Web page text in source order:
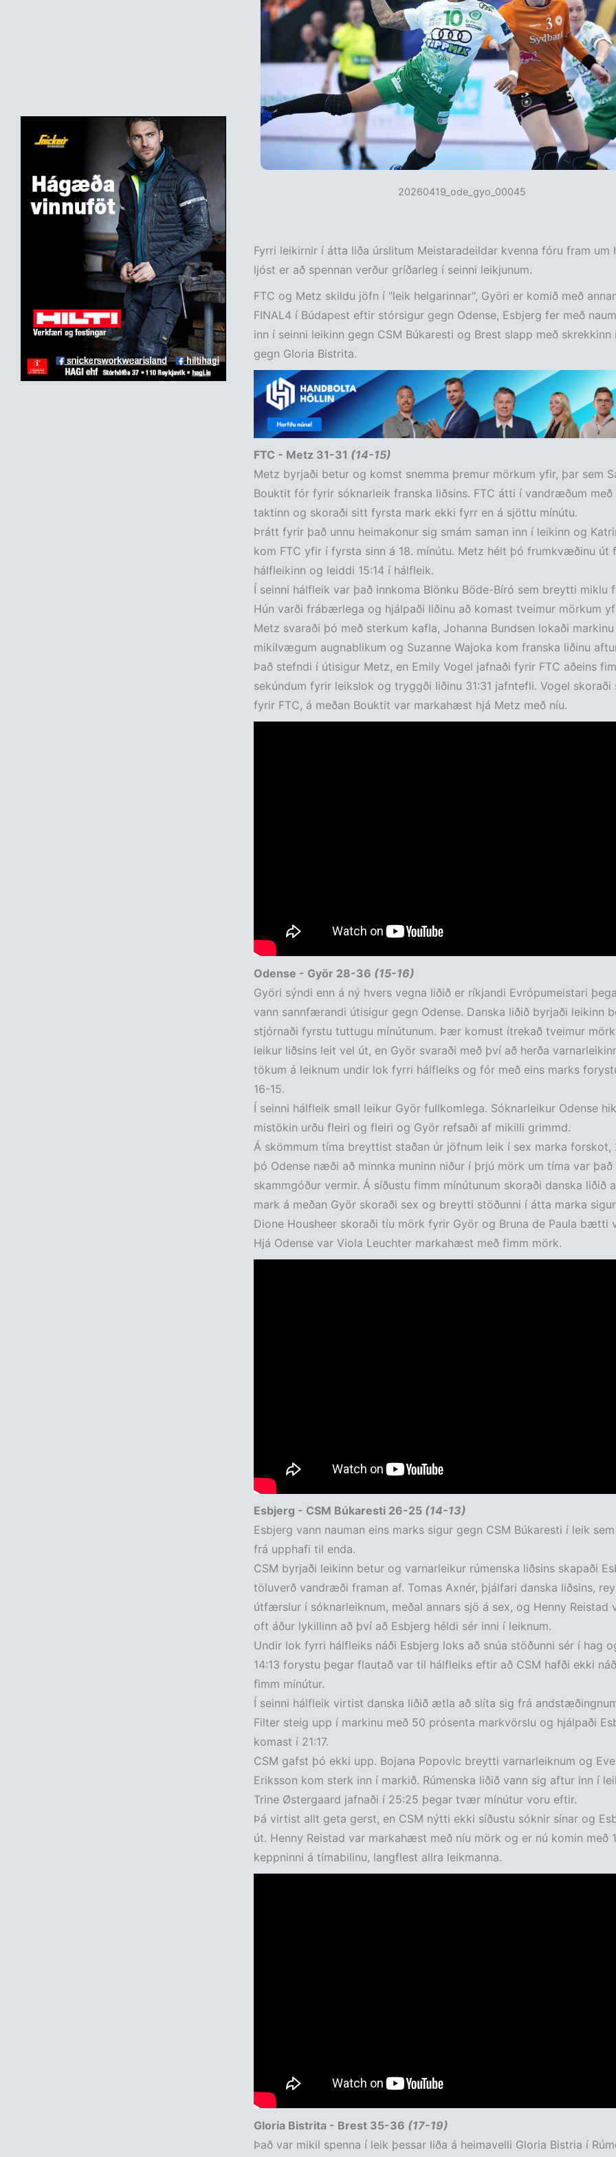
20260419_ode_gyo_00045
Fyrri leikirnir í átta liða úrslitum Meistaradeildar kvenna fóru fram um
ljóst er að spennan verður gríðarleg í seinni leikjunum.
FTC og Metz skildu jöfn í "leik helgarinnar", Györi er komið með
FINAL4 í Búdapest eftir stórsigur gegn Odense, Esbjerg fer með
inn í seinni leikinn gegn CSM Búkaresti og Brest slapp með skrekkinn
gegn Gloria Bistrita.
FTC - Metz 31-31 (14-15)
Metz byrjaði betur og komst snemma þremur mörkum yfir, þar sem
Bouktit fór fyrir sóknarleik franska liðsins. FTC átti í vandræðum með
taktinn og skoraði sitt fyrsta mark ekki fyrr en á sjöttu mínútu.
Þrátt fyrir það unnu heimakonur sig smám saman inn í leikinn og
kom FTC yfir í fyrsta sinn á 18. mínútu. Metz hélt þó frumkvæðinu út
hálfleikinn og leiddi 15:14 í hálfleik.
Í seinni hálfleik var það innkoma Blönku Böde-Bíró sem breytti miklu
Hún varði frábærlega og hjálpaði liðinu að komast tveimur mörkum
Metz svaraði þó með sterkum kafla, Johanna Bundsen lokaði markinu
mikilvægum augnablikum og Suzanne Wajoka kom franska liðinu
Það stefndi í útisigur Metz, en Emily Vogel jafnaði fyrir FTC aðeins
sekúndum fyrir leikslok og tryggði liðinu 31:31 jafntefli. Vogel skoraði
fyrir FTC, á meðan Bouktit var markahæst hjá Metz með níu.
Odense - Györ 28-36 (15-16)
Györi sýndi enn á ný hvers vegna liðið er ríkjandi Evrópumeistari
vann sannfærandi útisigur gegn Odense. Danska liðið byrjaði leikinn
stjórnaði fyrstu tuttugu mínútunum. Þær komust ítrekað tveimur
leikur liðsins leit vel út, en Györ svaraði með því að herða
tökum á leiknum undir lok fyrri hálfleiks og fór með eins marks
16-15.
Í seinni hálfleik small leikur Györ fullkomlega. Sóknarleikur Odense
mistökin urðu fleiri og fleiri og Györ refsaði af mikilli grimmd.
Á skömmum tíma breyttist staðan úr jöfnum leik í sex marka forskot,
þó Odense næði að minnka muninn niður í þrjú mörk um tíma var það
skammgóður vermir. Á síðustu fimm mínútunum skoraði danska liðið
mark á meðan Györ skoraði sex og breytti stöðunni í átta marka
Dione Housheer skoraði tíu mörk fyrir Györ og Bruna de Paula bætti
Hjá Odense var Viola Leuchter markahæst með fimm mörk.
Esbjerg - CSM Búkaresti 26-25 (14-13)
Esbjerg vann nauman eins marks sigur gegn CSM Búkaresti í leik
frá upphafi til enda.
CSM byrjaði leikinn betur og varnarleikur rúmenska liðsins skapaði
töluverð vandræði framan af. Tomas Axnér, þjálfari danska liðsins,
útfærslur í sóknarleiknum, meðal annars sjö á sex, og Henny Reistad
oft áður lykillinn að því að Esbjerg héldi sér inni í leiknum.
Undir lok fyrri hálfleiks náði Esbjerg loks að snúa stöðunni sér í hag
14:13 forystu þegar flautað var til hálfleiks eftir að CSM hafði ekki
fimm mínútur.
Í seinni hálfleik virtist danska liðið ætla að slíta sig frá
Filter steig upp í markinu með 50 prósenta markvörslu og hjálpaði
komast í 21:17.
CSM gafst þó ekki upp. Bojana Popovic breytti varnarleiknum og
Eriksson kom sterk inn í markið. Rúmenska liðið vann sig aftur inn í
Trine Østergaard jafnaði í 25:25 þegar tvær mínútur voru eftir.
Þá virtist allt geta gerst, en CSM nýtti ekki síðustu sóknir sínar og
út. Henny Reistad var markahæst með níu mörk og er nú komin með
keppninni á tímabilinu, langflest allra leikmanna.
Gloria Bistrita - Brest 35-36 (17-19)
Það var mikil spenna í leik þessar liða á heimavelli Gloria Bistria í